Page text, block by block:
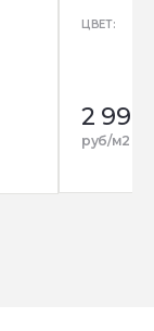
ЦВЕТ:
2 990
руб/м2